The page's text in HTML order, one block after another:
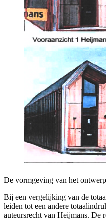
De vormgeving van het
Bij een vergelijking van de
leiden tot een andere
auteursrecht van Heijmans.